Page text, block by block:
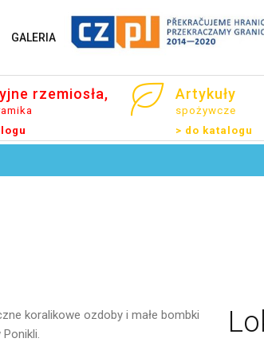
GALERIA
rzemiosła, Artykuły
spożywcze
> do katalogu
koralikowe ozdoby i małe bombki